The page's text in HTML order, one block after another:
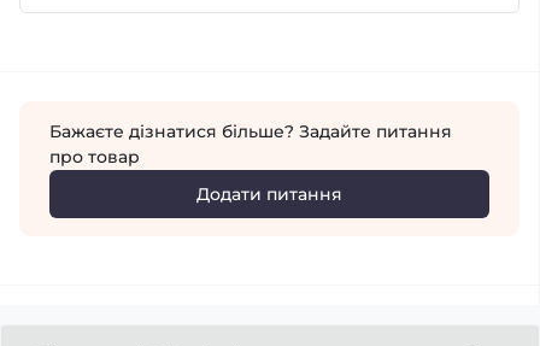
Бажаєте дізнатися більше? Задайте питання
про товар
Додати питання